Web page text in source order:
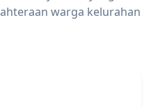
warga kelurahan